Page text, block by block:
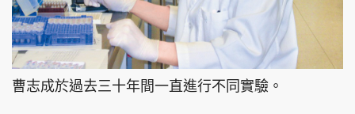
曹志成於過去三十年間一直進行不同實驗。